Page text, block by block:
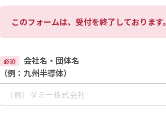
このフォームは、受付を終了しております。
必須
会社名・団体名
（例：九州半導体）